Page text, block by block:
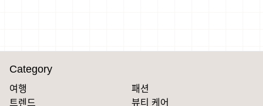
Category
여행
패션
트렌드
뷰티 케어